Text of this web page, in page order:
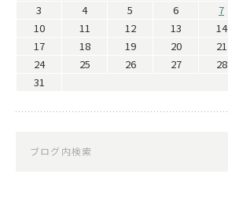
3
4 5 6 7
10
11 12 13 14
17
18 19 20 21
24
25 26 27 28
31